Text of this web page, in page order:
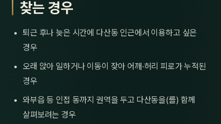
찾는 경우
퇴근 후나 늦은 시간에 다산동 인근에서 이용하고 싶은
경우
오래 앉아 일하거나 이동이 잦아 어깨·허리 피로가 누적된
경우
와부읍 등 인접 동까지 권역을 두고 다산동을(를) 함께
살펴보려는 경우